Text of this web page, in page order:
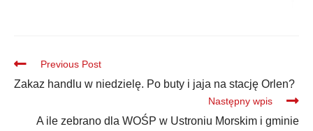
Previous Post
Zakaz handlu w niedzielę. Po buty i jaja na stację Orlen?
Następny wpis
A ile zebrano dla WOŚP w Ustroniu Morskim i gminie